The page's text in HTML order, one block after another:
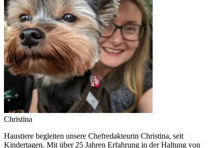
Christina
Haustiere begleiten unsere Chefredakteurin Christina, seit
Kindertagen. Mit über 25 Jahren Erfahrung in der Haltung von